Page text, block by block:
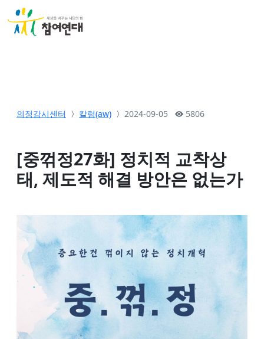
의정감시센터 칼럼(aw) 2024-09-05 5806
[중꺾정27화] 정치적 교착상
태, 제도적 해결 방안은 없는가